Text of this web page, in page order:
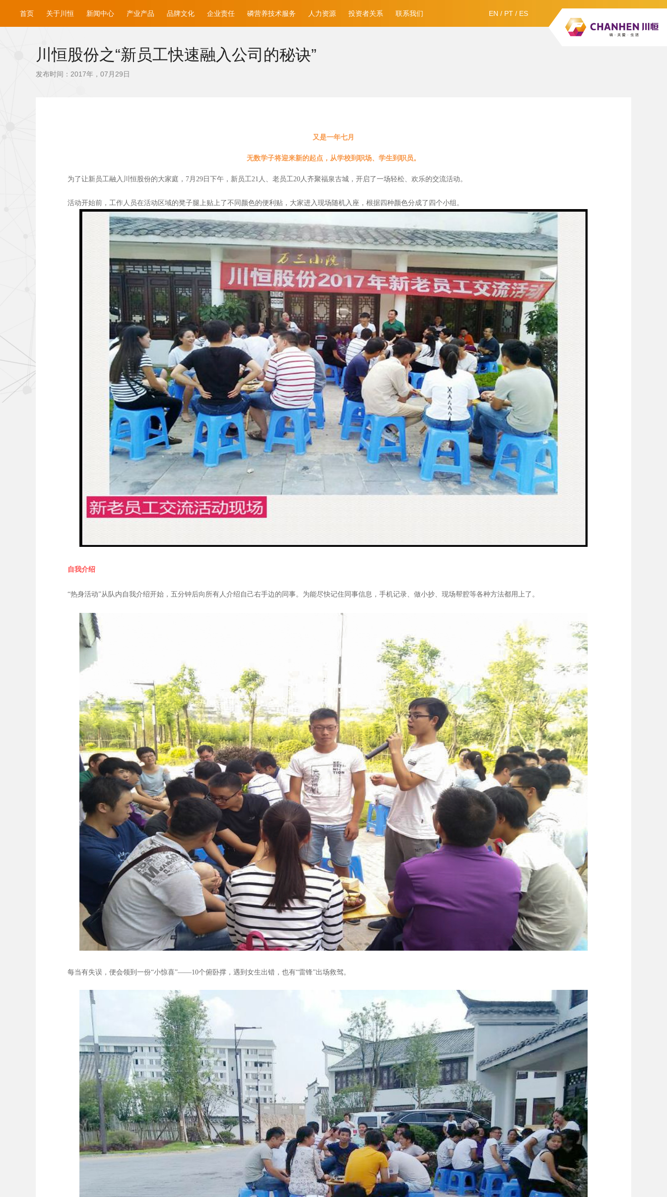
EN / PT / ES
首页 关于川恒 新闻中心 产业产品 品牌文化 企业责任 磷营养技术服务 人力资源 投资者关系 联系我们
川恒股份之“新员工快速融入公司的秘诀”
发布时间：2017年，07月29日
又是一年七月
无数学子将迎来新的起点，从学校到职场、学生到职员。
为了让新员工融入川恒股份的大家庭，7月29日下午，新员工21人、老员工20人齐聚福泉古城，开启了一场轻松、欢乐的交流活动。
活动开始前，工作人员在活动区域的凳子腿上贴上了不同颜色的便利贴，大家进入现场随机入座，根据四种颜色分成了四个小组。
自我介绍
“热身活动”从队内自我介绍开始，五分钟后向所有人介绍自己右手边的同事。为能尽快记住同事信息，手机记录、做小抄、现场帮腔等各种方法都用上了。
每当有失误，便会领到一份“小惊喜”——10个俯卧撑，遇到女生出错，也有“雷锋”出场救驾。